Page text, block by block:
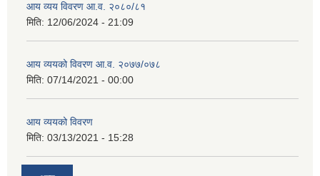
आय व्यय विवरण आ.व. २०८०/८१
मिति: 12/06/2024 - 21:09
आय व्ययको विवरण आ.व. २०७७/०७८
मिति: 07/14/2021 - 00:00
आय व्ययको विवरण
मिति: 03/13/2021 - 15:28